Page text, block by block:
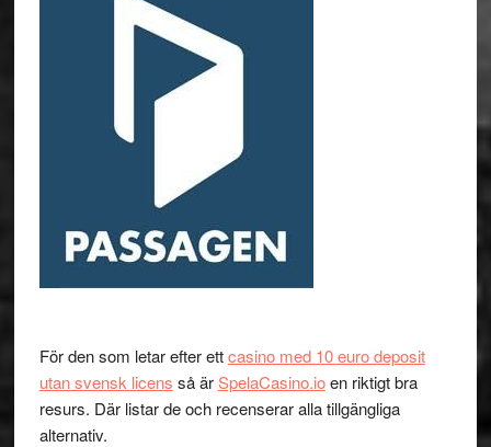
För den som letar efter ettcasino med 10 euro deposit
utan svensk licens så ärSpelaCasino.ioen riktigt bra
resurs. Där listar de och recenserar alla tillgängliga
alternativ.